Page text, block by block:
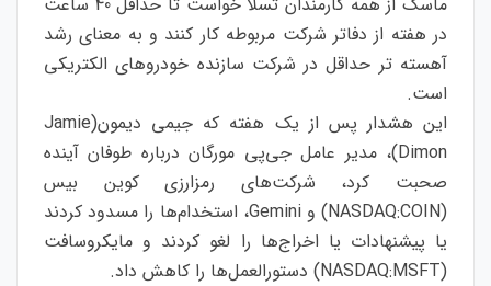
در هفته از دفاتر شرکت مربوطه کار کنند و به معنای رشد
آهسته تر حداقل در شرکت سازنده خودروهای الکتریکی
است.
این هشدار پس از یک هفته که جیمی دیمون(Jamie
Dimon)، مدیر عامل جی‌پی مورگان درباره طوفان آینده
صحبت کرد، شرکت‌های رمزارزی کوین بیس
(NASDAQ:COIN) و Gemini، استخدام‌ها را مسدود کردند
یا پیشنهادات یا اخراج‌ها را لغو کردند و مایکروسافت
(NASDAQ:MSFT) دستورالعمل‌ها را کاهش داد.